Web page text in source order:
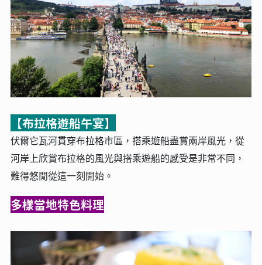
【布拉格遊船午宴】
伏爾它瓦河貫穿布拉格市區，搭乘遊船盡賞兩岸風光，從
河岸上欣賞布拉格的風光與搭乘遊船的感受是非常不同，
難得悠閒從這一刻開始。
多樣當地特色料理